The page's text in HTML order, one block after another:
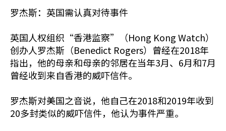
罗杰斯：英国需认真对待事件
英国人权组织“香港监察”（Hong Kong Watch）
创办人罗杰斯（Benedict Rogers）曾经在2018年
指出，他的母亲和母亲的邻居在当年3月、6月和7月
曾经收到来自香港的威吓信件。
罗杰斯对美国之音说，他自己在2018和2019年收到
20多封类似的威吓信件，他认为事件严重。